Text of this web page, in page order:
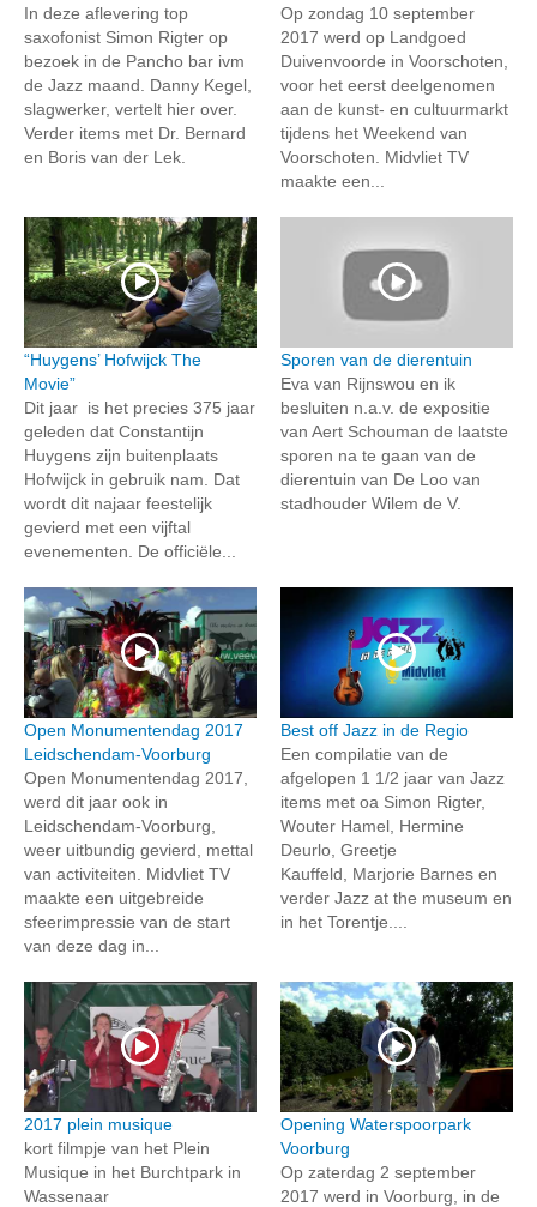
In deze aflevering top
saxofonist Simon Rigter op
bezoek in de Pancho bar ivm
de Jazz maand. Danny Kegel,
slagwerker, vertelt hier over.
Verder items met Dr. Bernard
en Boris van der Lek.
Op zondag 10 september
2017 werd op Landgoed
Duivenvoorde in Voorschoten,
voor het eerst deelgenomen
aan de kunst- en cultuurmarkt
tijdens het Weekend van
Voorschoten. Midvliet TV
maakte een...
“Huygens’ Hofwijck The
Movie”
Dit jaar is het precies 375 jaar
geleden dat Constantijn
Huygens zijn buitenplaats
Hofwijck in gebruik nam. Dat
wordt dit najaar feestelijk
gevierd met een vijftal
evenementen. De officiële...
Sporen van de dierentuin
Eva van Rijnswou en ik
besluiten n.a.v. de expositie
van Aert Schouman de laatste
sporen na te gaan van de
dierentuin van De Loo van
stadhouder Wilem de V.
Open Monumentendag 2017
Leidschendam-Voorburg
Open Monumentendag 2017,
werd dit jaar ook in
Leidschendam-Voorburg,
weer uitbundig gevierd, mettal
van activiteiten. Midvliet TV
maakte een uitgebreide
sfeerimpressie van de start
van deze dag in...
Best off Jazz in de Regio
Een compilatie van de
afgelopen 1 1/2 jaar van Jazz
items met oa Simon Rigter,
Wouter Hamel, Hermine
Deurlo, Greetje
Kauffeld, Marjorie Barnes en
verder Jazz at the museum en
in het Torentje....
2017 plein musique
kort filmpje van het Plein
Musique in het Burchtpark in
Wassenaar
Opening Waterspoorpark
Voorburg
Op zaterdag 2 september
2017 werd in Voorburg, in de